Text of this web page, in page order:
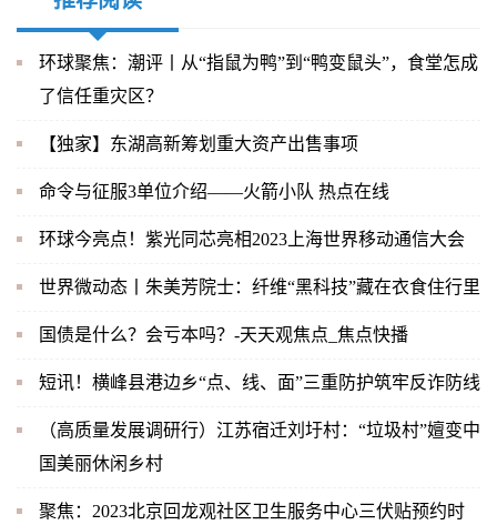
环球聚焦：潮评丨从“指鼠为鸭”到“鸭变鼠头”，食堂怎成
了信任重灾区？
【独家】东湖高新筹划重大资产出售事项
命令与征服3单位介绍——火箭小队 热点在线
环球今亮点！紫光同芯亮相2023上海世界移动通信大会
世界微动态丨朱美芳院士：纤维“黑科技”藏在衣食住行里
国债是什么？会亏本吗？-天天观焦点_焦点快播
短讯！横峰县港边乡“点、线、面”三重防护筑牢反诈防线
（高质量发展调研行）江苏宿迁刘圩村：“垃圾村”嬗变中
国美丽休闲乡村
聚焦：2023北京回龙观社区卫生服务中心三伏贴预约时